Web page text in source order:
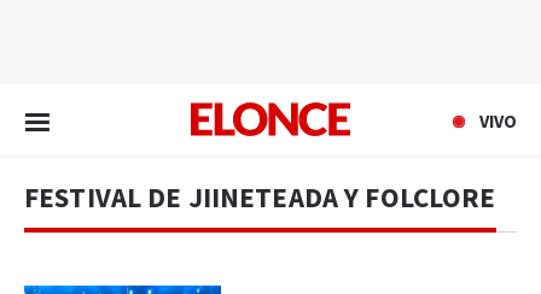
VIVO
FESTIVAL DE JIINETEADA Y FOLCLORE